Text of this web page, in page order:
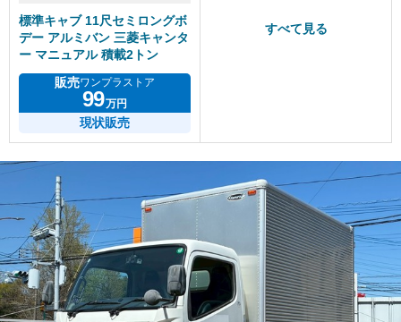
標準キャブ 11尺セミロングボ
デー アルミバン 三菱キャンタ
ー マニュアル 積載2トン
販売ワンプラストア
99万円
現状販売
すべて見る